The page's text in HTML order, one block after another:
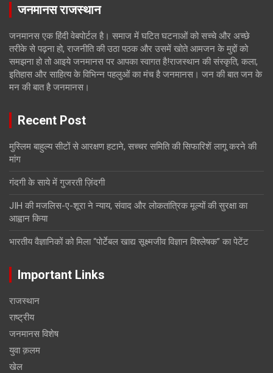
जनमानस राजस्थान
जनमानस एक हिंदी वेबपोर्टल है। समाज में घटित घटनाओं को सच्चे और अच्छे
तरीके से पढ़ना हो, राजनीति की उठा पठक और उसमें खोते आमजन के मुद्दों को
समझना हो तो आइये जनमानस पर आपका स्वागत है!राजस्थान की संस्कृति, कला,
इतिहास और साहित्य के विभिन्न पहलुओं का मंच है जनमानस। जन की बात जन के
मन की बात है जनमानस।
Recent Post
मुस्लिम बाहुल्य सीटों से आरक्षण हटाने, सच्चर समिति की सिफारिशें लागू करने की
मांग
गंदगी के साये में गुजरती ज़िंदगी
JIH की मजलिस-ए-शूरा ने न्याय, संवाद और लोकतांत्रिक मूल्यों की सुरक्षा का
आह्वान किया
भारतीय वैज्ञानिकों को मिला “पोर्टेबल खाद्य सूक्ष्मजीव विज्ञान विश्लेषक” का पेटेंट
Important Links
राजस्थान
राष्ट्रीय
जनमानस विशेष
युवा क़लम
खेल